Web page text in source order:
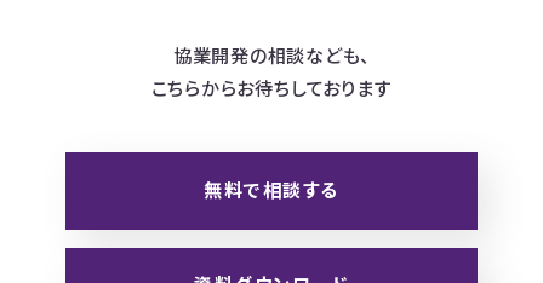
協業開発の相談なども、
こちらからお待ちしております
無料で相談する